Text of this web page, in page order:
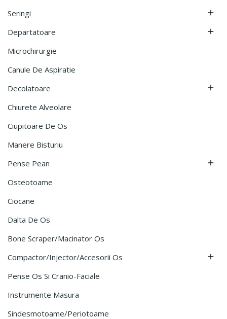
Seringi 
Departatoare 
Microchirurgie
Canule De Aspiratie
Decolatoare

Chiurete Alveolare
Ciupitoare De Os
Manere Bisturiu
Pense Pean

Osteotoame
Ciocane
Dalta De Os
Bone Scraper/Macinator Os
Compactor/Injector/Accesorii Os

Pense Os Si Cranio-Faciale
Instrumente Masura
Sindesmotoame/Periotoame